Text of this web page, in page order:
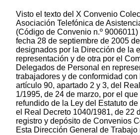
Visto el texto del X Convenio
Asociación Telefónica de
(Código de Convenio n.º
fecha 28 de septiembre de 2005
designados por la Dirección de la
representación y de otra por el
Delegados de Personal en
trabajadores y de conformidad con
artículo 90, apartado 2 y 3, del
1/1995, de 24 de marzo, por el
refundido de la Ley del Estatuto
el Real Decreto 1040/1981, de 22
registro y depósito de Convenios
Esta Dirección General de Trabajo